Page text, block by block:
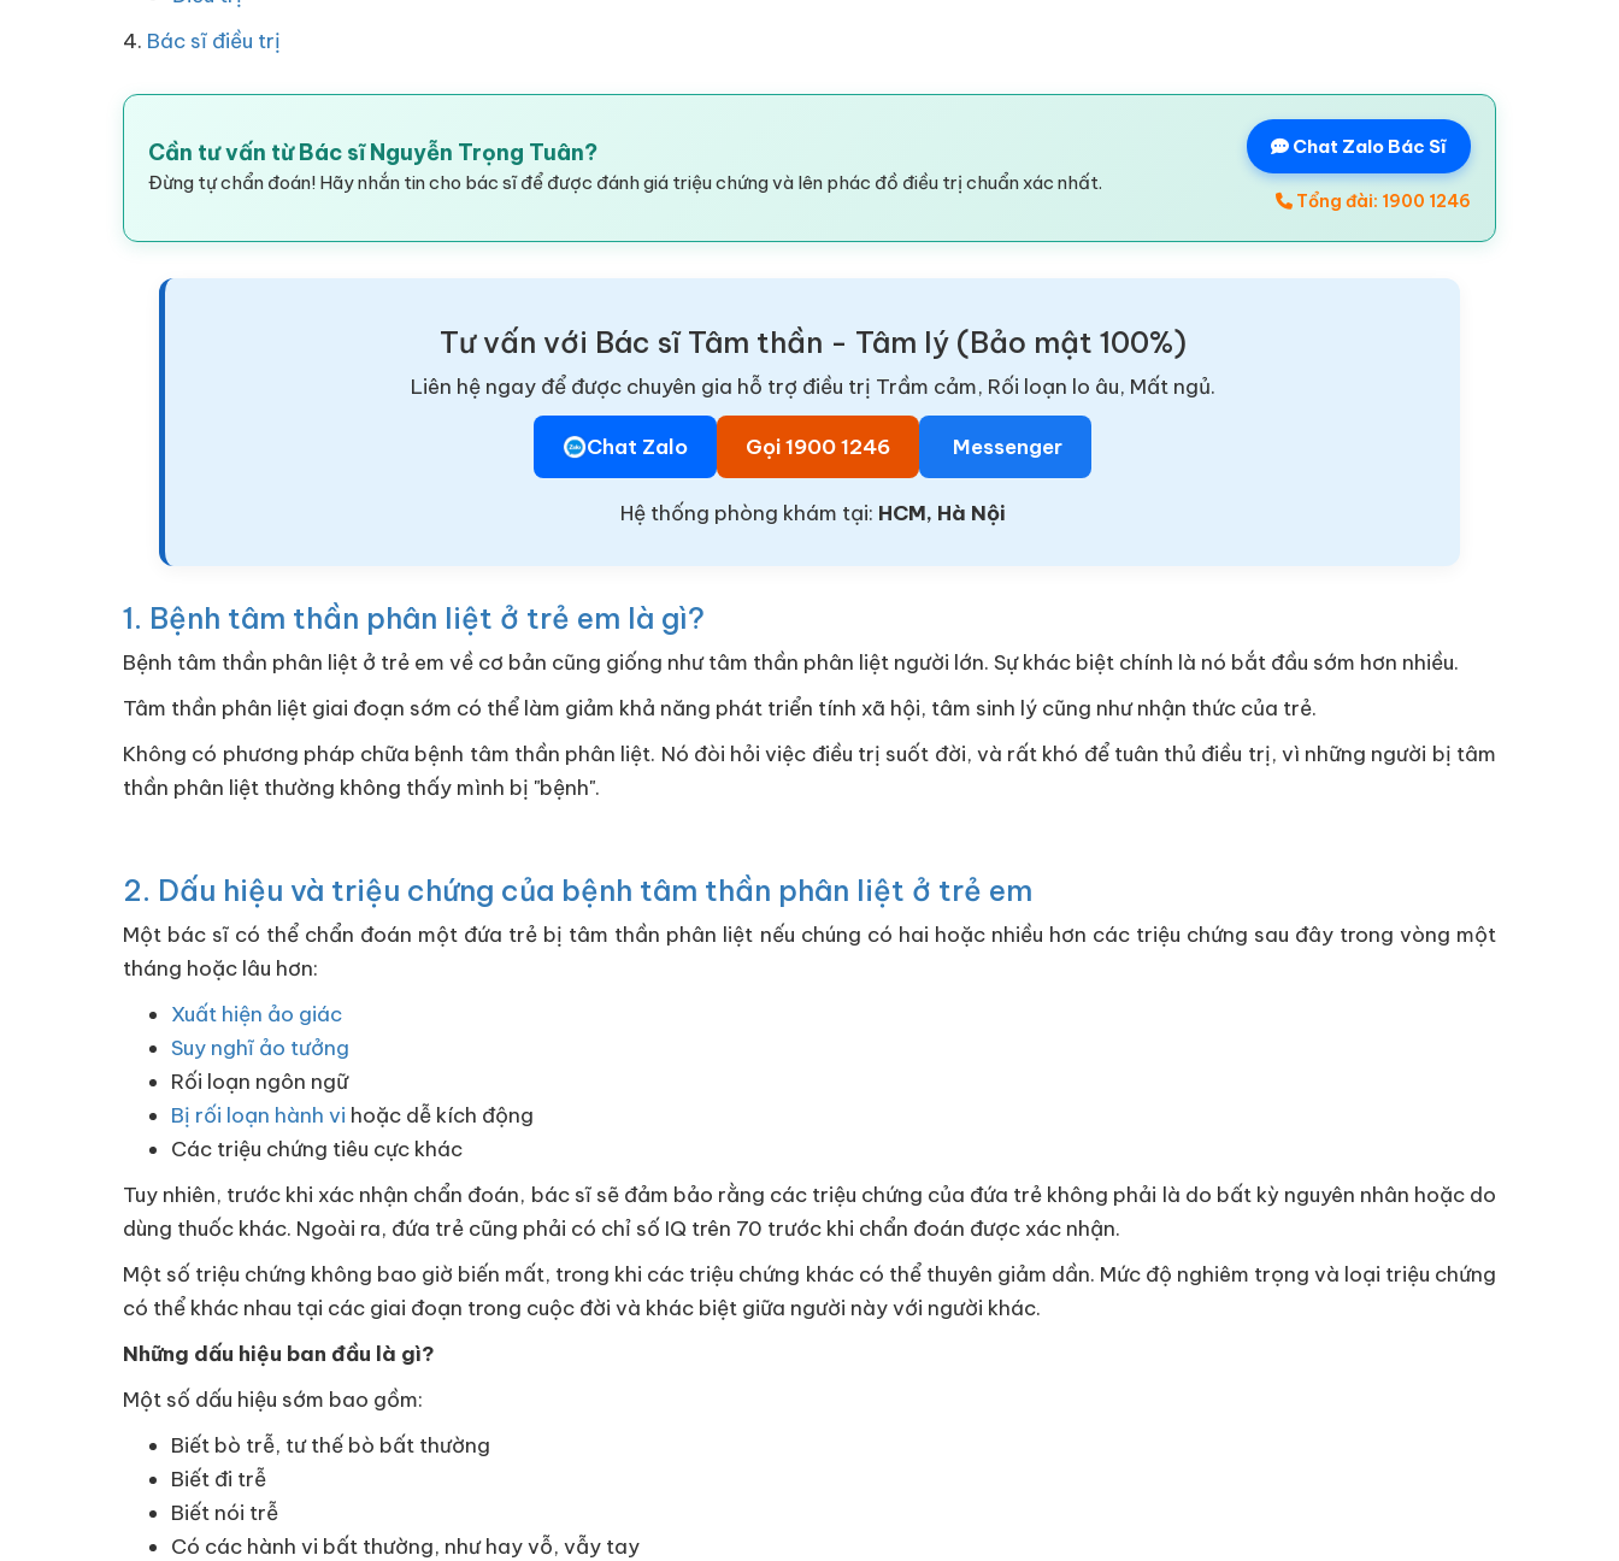
4. Bác sĩ điều trị
Cần tư vấn từ Bác sĩ Nguyễn Trọng Tuân?
Đừng tự chẩn đoán! Hãy nhắn tin cho bác sĩ để được đánh giá triệu chứng và lên phác đồ điều trị chuẩn xác nhất.
Chat Zalo Bác Sĩ
Tổng đài: 1900 1246
Tư vấn với Bác sĩ Tâm thần - Tâm lý (Bảo mật 100%)
Liên hệ ngay để được chuyên gia hỗ trợ điều trị Trầm cảm, Rối loạn lo âu, Mất ngủ.
Chat Zalo Gọi 1900 1246 Messenger
Hệ thống phòng khám tại: HCM, Hà Nội
1. Bệnh tâm thần phân liệt ở trẻ em là gì?
Bệnh tâm thần phân liệt ở trẻ em về cơ bản cũng giống như tâm thần phân liệt người lớn. Sự khác biệt chính là nó bắt đầu sớm hơn nhiều.
Tâm thần phân liệt giai đoạn sớm có thể làm giảm khả năng phát triển tính xã hội, tâm sinh lý cũng như nhận thức của trẻ.
Không có phương pháp chữa bệnh tâm thần phân liệt. Nó đòi hỏi việc điều trị suốt đời, và rất khó để tuân thủ điều trị, vì những người bị tâm
thần phân liệt thường không thấy mình bị "bệnh".
2. Dấu hiệu và triệu chứng của bệnh tâm thần phân liệt ở trẻ em
Một bác sĩ có thể chẩn đoán một đứa trẻ bị tâm thần phân liệt nếu chúng có hai hoặc nhiều hơn các triệu chứng sau đây trong vòng một
tháng hoặc lâu hơn:
Xuất hiện ảo giác
Suy nghĩ ảo tưởng
Rối loạn ngôn ngữ
Bị rối loạn hành vi hoặc dễ kích động
Các triệu chứng tiêu cực khác
Tuy nhiên, trước khi xác nhận chẩn đoán, bác sĩ sẽ đảm bảo rằng các triệu chứng của đứa trẻ không phải là do bất kỳ nguyên nhân hoặc do
dùng thuốc khác. Ngoài ra, đứa trẻ cũng phải có chỉ số IQ trên 70 trước khi chẩn đoán được xác nhận.
Một số triệu chứng không bao giờ biến mất, trong khi các triệu chứng khác có thể thuyên giảm dần. Mức độ nghiêm trọng và loại triệu chứng
có thể khác nhau tại các giai đoạn trong cuộc đời và khác biệt giữa người này với người khác.
Những dấu hiệu ban đầu là gì?
Một số dấu hiệu sớm bao gồm:
Biết bò trễ, tư thế bò bất thường
Biết đi trễ
Biết nói trễ
Có các hành vi bất thường, như hay vỗ, vẫy tay